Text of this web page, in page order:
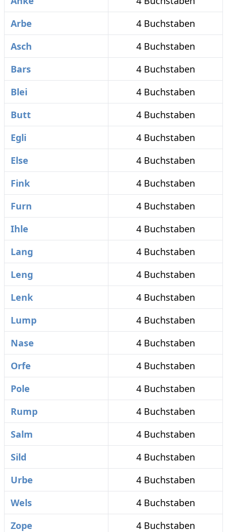
Arbe
4 Buchstaben
Asch
4 Buchstaben
Bars
4 Buchstaben
Blei
4 Buchstaben
Butt
4 Buchstaben
Egli
4 Buchstaben
Else
4 Buchstaben
Fink
4 Buchstaben
Furn
4 Buchstaben
Ihle
4 Buchstaben
Lang
4 Buchstaben
Leng
4 Buchstaben
Lenk
4 Buchstaben
Lump
4 Buchstaben
Nase
4 Buchstaben
Orfe
4 Buchstaben
Pole
4 Buchstaben
Rump
4 Buchstaben
Salm
4 Buchstaben
Sild
4 Buchstaben
Urbe
4 Buchstaben
Wels
4 Buchstaben
Zope
4 Buchstaben